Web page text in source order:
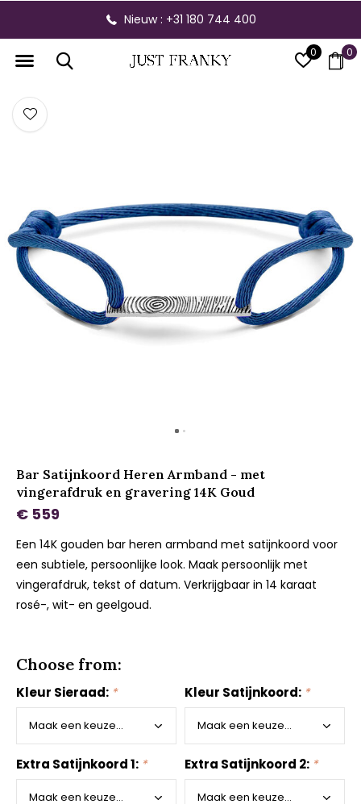
0 0
Nieuw : +31 180 744 400
Bar Satijnkoord Heren Armband - met
vingerafdruk en gravering 14K Goud
€ 559
Een 14K gouden bar heren armband met satijnkoord voor
een subtiele, persoonlijke look. Maak persoonlijk met
vingerafdruk, tekst of datum. Verkrijgbaar in 14 karaat
rosé-, wit- en geelgoud.
Choose from:
Kleur Sieraad: * Kleur Satijnkoord: *
Extra Satijnkoord 1: * Extra Satijnkoord 2: *